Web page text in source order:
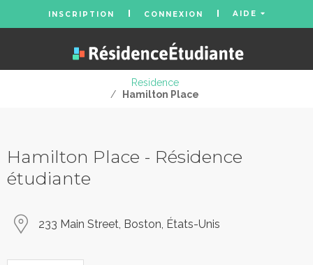
INSCRIPTION CONNEXION AIDE
Residence
/
Hamilton Place
Hamilton Place - Résidence
étudiante
233 Main Street, Boston, États-Unis